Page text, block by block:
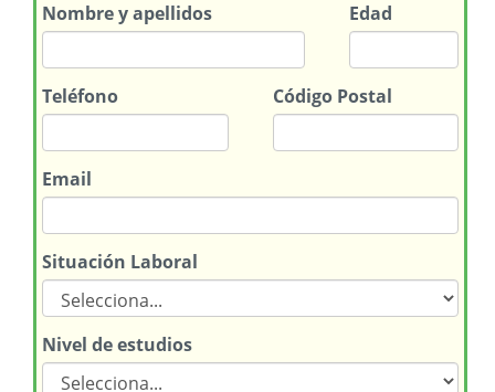
Nombrey apellidos Edad
Teléfono Código Postal
Email
Situación Laboral
Nivel de estudios